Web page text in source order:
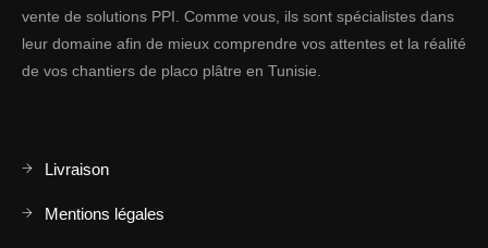
vente de solutions PPI. Comme vous, ils sont spécialistes dans
leur domaine afin de mieux comprendre vos attentes et la réalité
de vos chantiers de placo plâtre en Tunisie.
Livraison
Mentions légales